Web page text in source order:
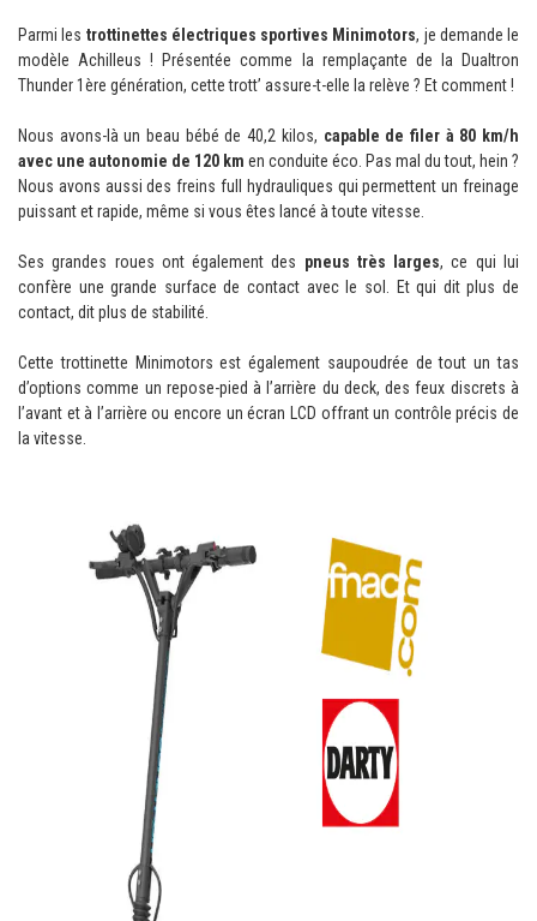
Parmi les trottinettes électriques sportives Minimotors, je demande le
modèle Achilleus ! Présentée comme la remplaçante de la Dualtron
Thunder 1ère génération, cette trott’ assure-t-elle la relève ? Et comment !
Nous avons-là un beau bébé de 40,2 kilos, capable de filer à 80 km/h
avec une autonomie de 120 km en conduite éco. Pas mal du tout, hein ?
Nous avons aussi des freins full hydrauliques qui permettent un freinage
puissant et rapide, même si vous êtes lancé à toute vitesse.
Ses grandes roues ont également des pneus très larges, ce qui lui
confère une grande surface de contact avec le sol. Et qui dit plus de
contact, dit plus de stabilité.
Cette trottinette Minimotors est également saupoudrée de tout un tas
d’options comme un repose-pied à l’arrière du deck, des feux discrets à
l’avant et à l’arrière ou encore un écran LCD offrant un contrôle précis de
la vitesse.